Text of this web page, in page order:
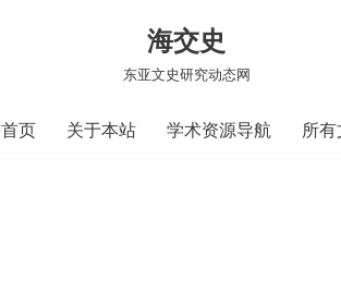
海交史
东亚文史研究动态网
首页 关于本站 学术资源导航 所